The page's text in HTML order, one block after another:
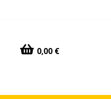
0,00 €